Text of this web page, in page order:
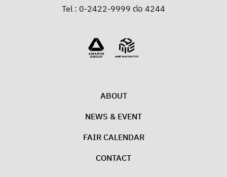
Tel : 0-2422-9999 ต่อ 4244
ABOUT
NEWS & EVENT
FAIR CALENDAR
CONTACT